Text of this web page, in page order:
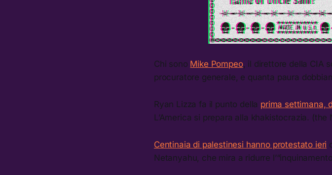
Chi sono Mike Pompeo, il direttore della CIA
procuratore generale, e quanta paura
Ryan Lizza fa il punto della prima settimana,
L’America si prepara alla khakistocrazia. (the
Centinaia di palestinesi hanno protestato ieri
Netanyahu, che mira a ridurre